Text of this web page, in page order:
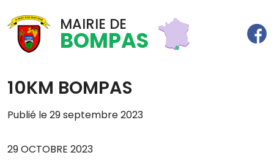
MAIRIE DE
BOMPAS
10KM BOMPAS
Publié le 29 septembre 2023
29 OCTOBRE 2023